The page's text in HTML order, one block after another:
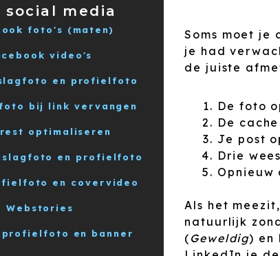
Soms moet
je had
de juiste
De foto
De
Je post
Drie
Opnieuw
Als het
natuurlijk
( Geweldig) en
social media
foto's (maten)
video's
en profielfoto
bij link vervangen
optimaliseren
en profielfoto
en covervideo
Webstories
profielfoto en banner